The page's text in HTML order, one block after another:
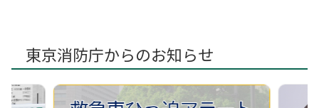
東京消防庁からのお知らせ